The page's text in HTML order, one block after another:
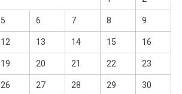
5 6 7 8 9
12 13 14 15 16
19 20 21 22 23
26 27 28 29 30